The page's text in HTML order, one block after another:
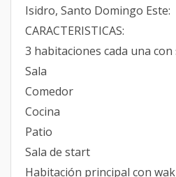
Isidro, Santo Domingo Este:
CARACTERISTICAS:
3 habitaciones cada una
Sala
Comedor
Cocina
Patio
Sala de start
Habitación principal con